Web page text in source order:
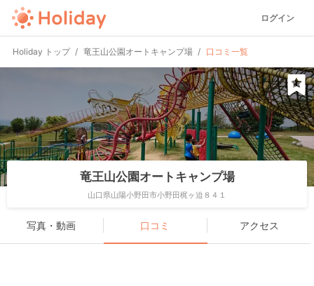
ログイン
Holiday トップ 竜王山公園オートキャンプ場 口コミ一覧
竜王山公園オートキャンプ場
山口県山陽小野田市小野田梶ヶ迫８４１
写真・動画 口コミ アクセス